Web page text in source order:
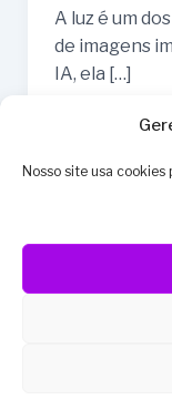
Nosso site usa
A luz é um
de imagens
IA, ela […]
expert.
Read More »